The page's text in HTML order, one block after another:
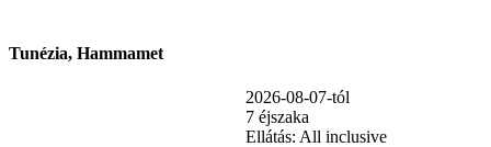
Tunézia, Hammamet
2026-08-07-tól
7 éjszaka
Ellátás: All inclusive